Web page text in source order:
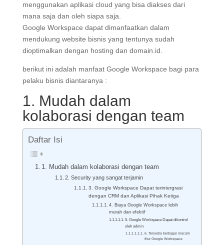
menggunakan aplikasi cloud yang bisa diakses dari
mana saja dan oleh siapa saja.
Google Workspace dapat dimanfaatkan dalam
mendukung website bisnis yang tentunya sudah
dioptimalkan dengan hosting dan domain.id.
berikut ini adalah manfaat Google Workspace bagi para
pelaku bisnis diantaranya :
1. Mudah dalam
kolaborasi dengan team
Daftar Isi
1. Mudah dalam kolaborasi dengan team
2. Security yang sangat terjamin
3. Google Workspace Dapat terintergrasi
dengan CRM dan Aplikasi Pihak Ketiga
4. Biaya Google Workspace lebih
murah dan efektif
5. Google Workspace Dapat dikontrol
oleh admin
6. Tersedia berbagai macam
fitur Google Workspace